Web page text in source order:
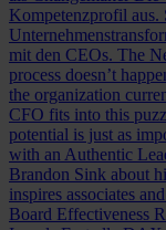
Kompetenzprofil aus.
mit den CEOs. The
process doesn’t
the organization
CFO fits into this
potential is just as
with an Authentic
Brandon Sink about
inspires associates
Board Effectiveness